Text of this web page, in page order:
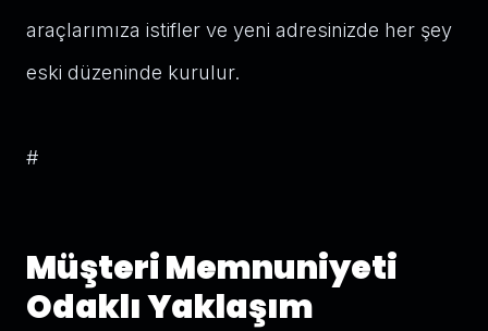
araçlarımıza istifler ve yeni adresinizde her şey
eski düzeninde kurulur.
#
Müşteri Memnuniyeti
Odaklı Yaklaşım